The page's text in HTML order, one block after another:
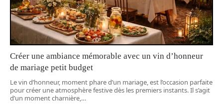
Créer une ambiance mémorable avec un vin d’honneur
de mariage petit budget
Le vin d’honneur, moment phare d’un mariage, est l’occasion parfaite
pour créer une atmosphère festive dès les premiers instants. Il s’agit
d’un moment charnière,…